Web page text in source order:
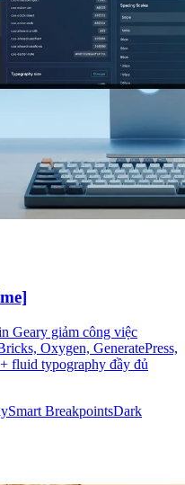
Geary giảm công việc
Oxygen, GeneratePress,
fluid typography đầy đủ
Smart BreakpointsDark